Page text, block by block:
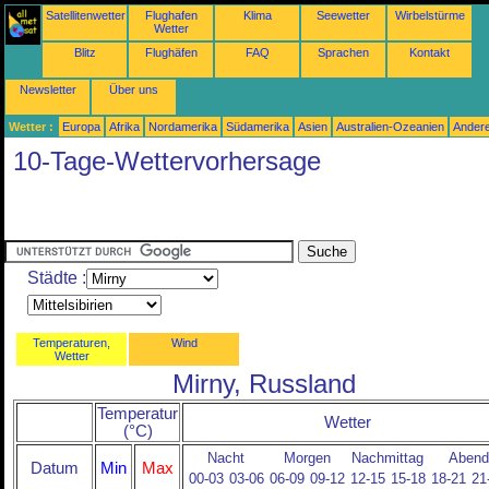
Satellitenwetter
Flughafen
Wetter
Klima Seewetter Wirbelstürme
Blitz Flughäfen FAQ Sprachen Kontakt
Newsletter Über uns
Wetter : Europa Afrika Nordamerika Südamerika Asien Australien-Ozeanien
10-Tage-Wettervorhersage
Städte :
Temperaturen,
Wetter
Wind
Mirny, Russland
Temperatur
(°C)
Wetter
Datum Min Max
Nacht Morgen Nachmittag
Abend
00-03 03-06 06-09 09-12 12-15 15-18 18-21